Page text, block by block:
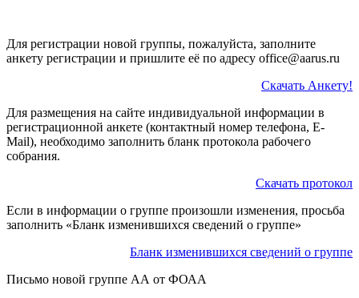
Для регистрации новой группы, пожалуйста, заполните
анкету регистрации и пришлите её по адресу office@aarus.ru
Скачать Анкету!
Для размещения на сайте индивидуальной информации в
регистрационной анкете (контактный номер телефона, E-
Mail), необходимо заполнить бланк протокола рабочего
собрания.
Скачать протокол
Если в информации о группе произошли изменения, просьба
заполнить «Бланк изменившихся сведений о группе»
Бланк изменившихся сведений о группе
Письмо новой группе АА от ФОАА